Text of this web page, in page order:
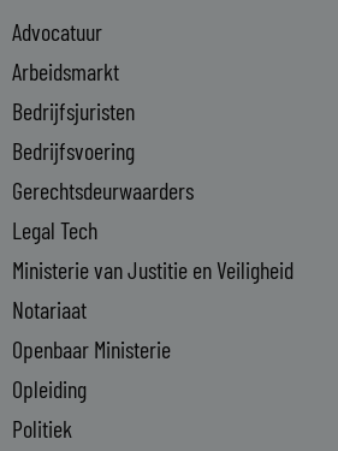
d
i
n
-
i
n
Advocatuur
Arbeidsmarkt
Bedrijfsjuristen
Bedrijfsvoering
Gerechtsdeurwaarders
Legal Tech
Ministerie van Justitie en Veiligheid
Notariaat
Openbaar Ministerie
Opleiding
Politiek